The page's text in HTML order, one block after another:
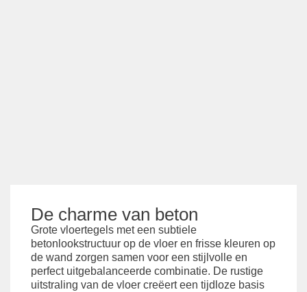
De charme van beton
Grote vloertegels met een subtiele
betonlookstructuur op de vloer en frisse kleuren op
de wand zorgen samen voor een stijlvolle en
perfect uitgebalanceerde combinatie. De rustige
uitstraling van de vloer creëert een tijdloze basis